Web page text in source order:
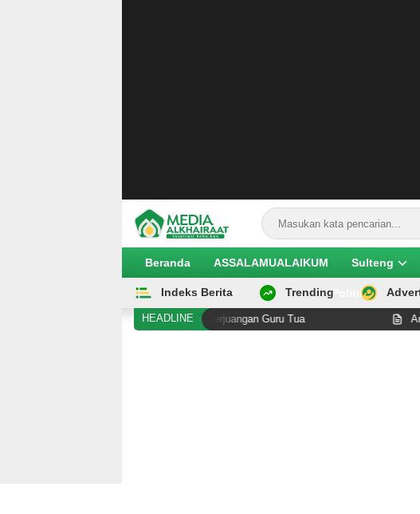
Beranda ASSALAMUALAIKUM Sulteng
EKOBIS Politik
Indeks Berita Trending
HEADLINE
di Antara Kening Penghalang Perjuangan Guru Tua Anies